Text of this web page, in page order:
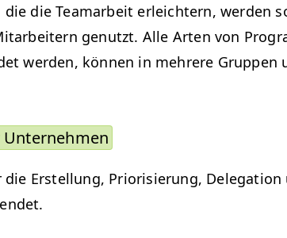
die Tea­mar­beit erle­ichtern, wer­den
genutzt. Alle Arten von
wer­den, kön­nen in mehrere Grup­pen
die Erstel­lung, Pri­or­isierung,